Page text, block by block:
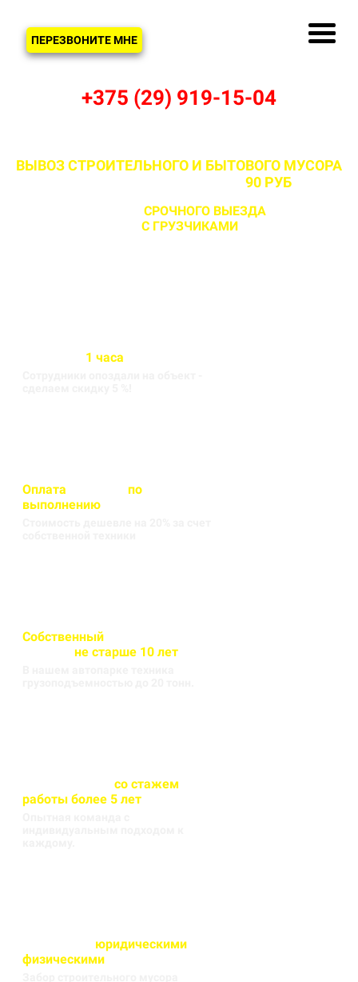
ПЕРЕЗВОНИТЕ МНЕ
+375 (29) 919-15-04
ВЫВОЗ СТРОИТЕЛЬНОГО И БЫТОВОГО МУСОРА
90 РУБ
СРОЧНОГО ВЫЕЗДА
С ГРУЗЧИКАМИИ БЕЗ
1 часа
Оплата
по
выполнению
Собственный
не старше 10 лет
со стажем
работы более 5 лет
юридическими
физическими